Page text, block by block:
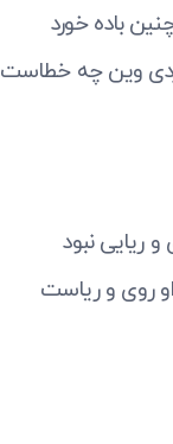
باده خورد
وین چه خطاست
ریایی نبود
روی و ریاست